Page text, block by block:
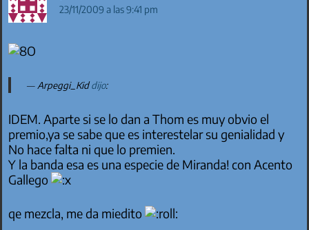
23/11/2009 a las 9:41 pm
Arpeggi_Kiddijo:
IDEM. Aparte si se lo dan a Thom es muy obvio el
premio,ya se sabe que es interestelar su genialidad y
No hace falta ni que lo premien.
Y la banda esa es una especie de Miranda! con Acento
Gallego
qe mezcla, me da miedito